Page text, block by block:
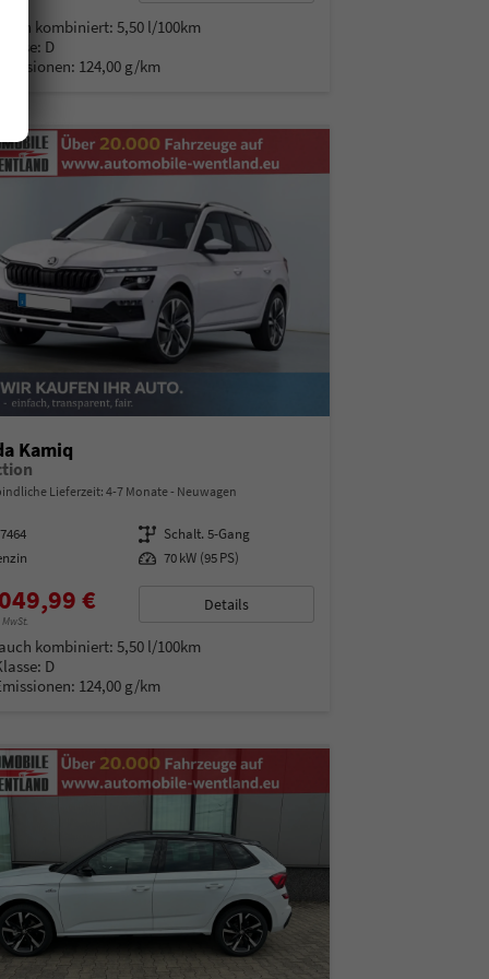
kombiniert:5,50 l/100km
D
124,00 g/km
Kamiq
Lieferzeit: 4-7 Monate Neuwagen
Getriebe Schalt. 5-Gang
Leistung 70 kW (95 PS)
€ Details
kombiniert:5,50 l/100km
D
124,00 g/km